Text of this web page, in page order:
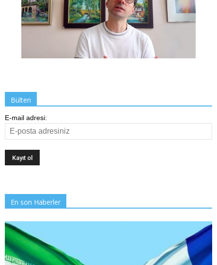
Bülten
E-mail adresi:
En son Haberler